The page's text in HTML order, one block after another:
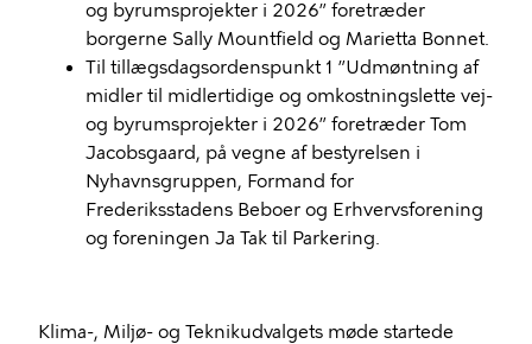
og byrumsprojekter i 2026” foretræder
borgerne Sally Mountfield og Marietta Bonnet.
Til tillægsdagsordenspunkt 1 ”Udmøntning af
midler til midlertidige og omkostningslette vej-
og byrumsprojekter i 2026” foretræder Tom
Jacobsgaard, på vegne af bestyrelsen i
Nyhavnsgruppen, Formand for
Frederiksstadens Beboer og Erhvervsforening
og foreningen Ja Tak til Parkering.
Klima-, Miljø- og Teknikudvalgets møde startede